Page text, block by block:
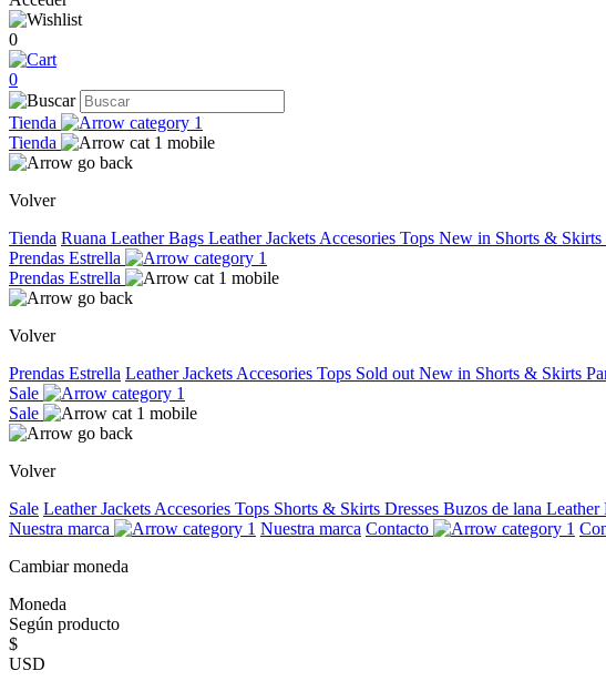
0
0
Tienda
Tienda
Volver
Tienda Ruana Leather Bags Leather Jackets Accesories Tops New in Shorts & Skirts
Prendas Estrella
Prendas Estrella
Volver
Prendas Estrella Leather Jackets Accesories Tops Sold out New in Shorts & Skirts
Sale
Sale
Volver
Sale Leather Jackets Accesories Tops Shorts & Skirts Dresses Buzos de lana Leather
Nuestra marca
Nuestra marca Contacto
Cambiar moneda
Moneda
Según producto
$
USD